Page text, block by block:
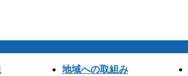
地域への取組み